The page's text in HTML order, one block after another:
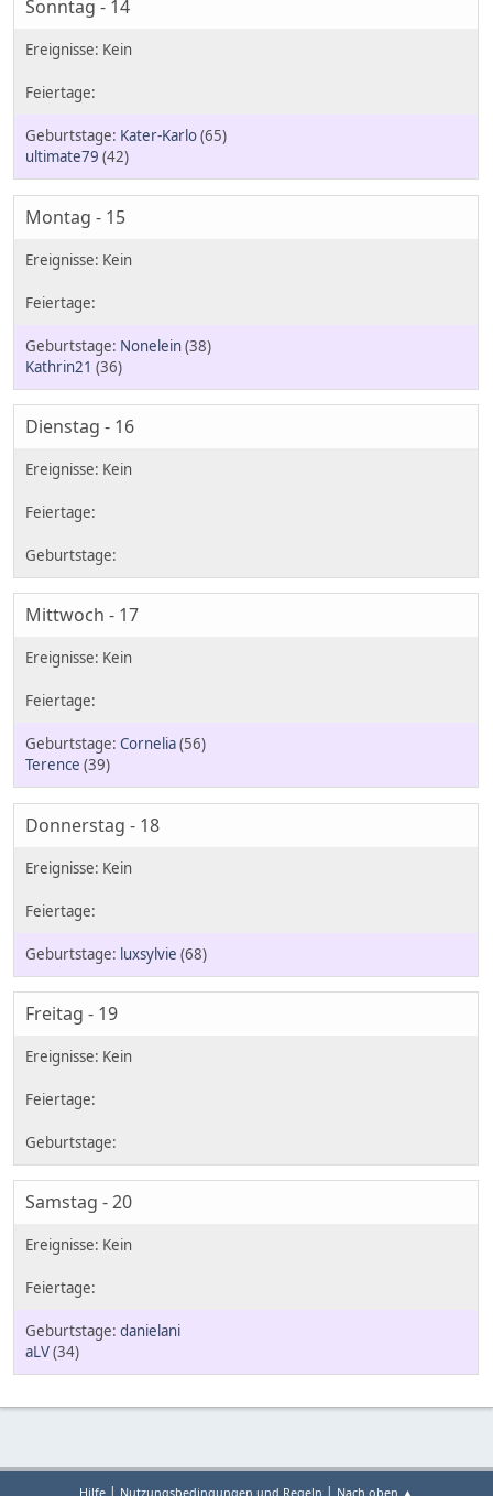
Sonntag - 14
Kater-Karlo(65)
ultimate79 (42)
Montag - 15
Nonelein(38)
Kathrin21 (36)
Dienstag - 16
Mittwoch - 17
Cornelia(56)
Terence (39)
Donnerstag - 18
luxsylvie (68)
Freitag - 19
Samstag - 20
danielani
aLV(34)
Hilfe | Nutzungsbedingungen und Regeln | Nach oben ▲